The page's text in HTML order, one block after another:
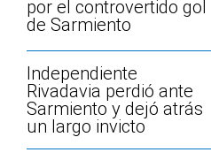
por el controvertido gol
de Sarmiento
Independiente
Rivadavia perdió ante
Sarmiento y dejó atrás
un largo invicto